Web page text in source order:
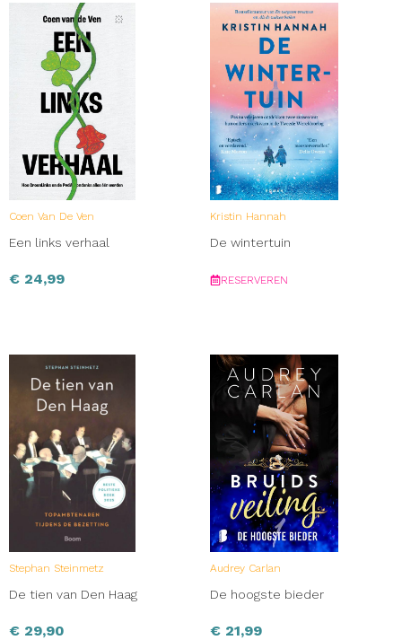
Coen Van De Ven
Een links verhaal
€ 24,99
Kristin Hannah
De wintertuin
RESERVEREN
Stephan Steinmetz
De tien van Den Haag
€ 29,90
Audrey Carlan
De hoogste bieder
€ 21,99